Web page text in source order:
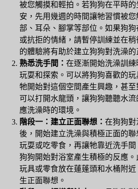
被您觸摸和輕拍。若狗狗在平時
安，先用幾週的時間讓牠習慣被
部、耳朵、腳掌等部位。如果狗
或抗拒的情緒，請暫停訓練並在
的體驗將有助於建立狗狗對洗澡的
熟悉洗手間： 在逐漸開始洗澡訓
玩耍和探索。可以將狗狗喜歡的
牠開始對這個空間產生興趣，甚
可以打開水龍頭，讓狗狗聽聽水
應洗澡時的環境。
階段一：建立正面聯想： 在狗狗對
後，開始建立洗澡與積極正面的
玩耍或吃零食，再讓牠靠近洗手間
狗狗開始對浴室產生積極的反應
玩具或零食放在蓮蓬頭和水桶附
生正面聯想。